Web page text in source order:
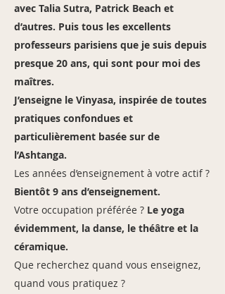
avec Talia Sutra, Patrick Beach et
d’autres. Puis tous les excellents
professeurs parisiens que je suis depuis
presque 20 ans, qui sont pour moi des
maîtres.
J’enseigne le Vinyasa, inspirée de toutes
pratiques confondues et
particulièrement basée sur de
l’Ashtanga.
Les années d’enseignement à votre actif ?
Bientôt 9 ans d’enseignement.
Votre occupation préférée ? Le yoga
évidemment, la danse, le théâtre et la
céramique.
Que recherchez quand vous enseignez,
quand vous pratiquez ?